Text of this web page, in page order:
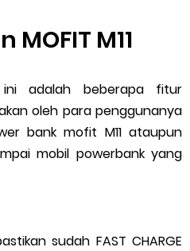
M11
adalah beberapa fitur
oleh para penggunanya
bank mofit M11 ataupun
mobil powerbank yang
sudah FAST CHARGE